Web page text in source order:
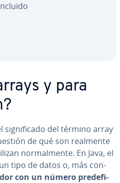
y para
si­g­ni­fi­ca­do del término array
de qué son realmente
no­r­ma­l­me­n­te. En Java, el
tipo de datos o, más co­n­
con un número pre­de­fi­